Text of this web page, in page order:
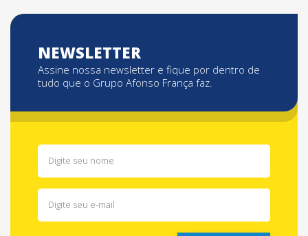
NEWSLETTER
Assine nossa newsletter e fique por dentro de
tudo que o Grupo Afonso França faz.